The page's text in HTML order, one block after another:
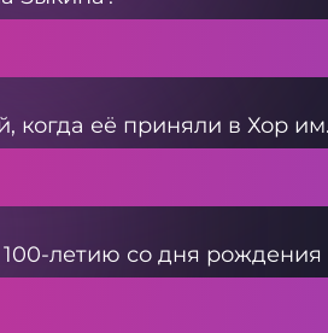
когда её приняли в Хор
летию со дня